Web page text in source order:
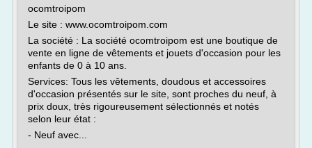
ocomtroipom
Le site : www.ocomtroipom.com
La société : La société ocomtroipom est une boutique de
vente en ligne de vêtements et jouets d'occasion pour les
enfants de 0 à 10 ans.
Services: Tous les vêtements, doudous et accessoires
d'occasion présentés sur le site, sont proches du neuf, à
prix doux, très rigoureusement sélectionnés et notés
selon leur état :
- Neuf avec...